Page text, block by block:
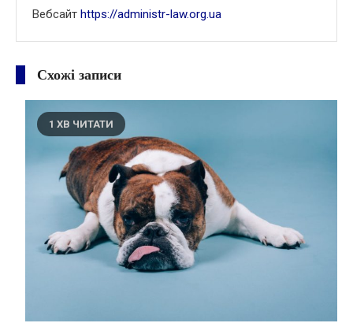
Вебсайт https://administr-law.org.ua
Схожі записи
1 ХВ ЧИТАТИ